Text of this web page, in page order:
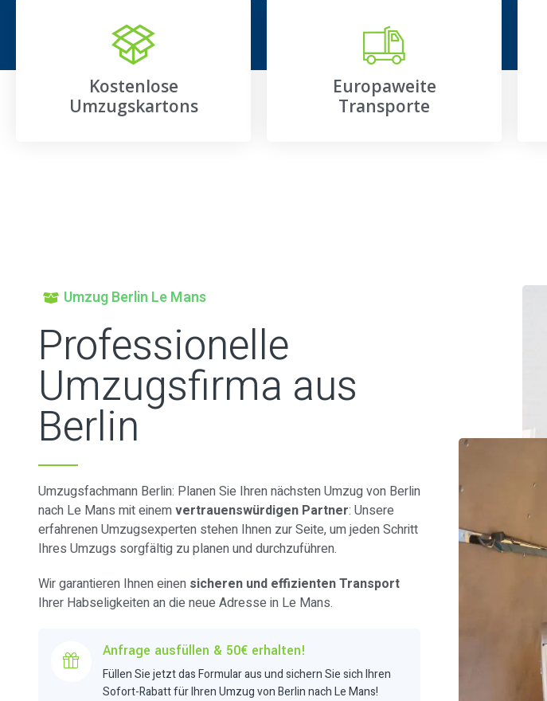
Kostenlose
Umzugskartons
Europaweite
Transporte
Umzug Berlin Le Mans
Professionelle
Umzugsfirma aus
Berlin
Umzugsfachmann Berlin: Planen Sie Ihren nächsten Umzug von Berlin
nach Le Mans mit einemvertrauenswürdigen Partner: Unsere
erfahrenen Umzugsexperten stehen Ihnen zur Seite, um jeden Schritt
Ihres Umzugs sorgfältig zu planen und durchzuführen.
Wir garantieren Ihnen einen sicheren und effizienten Transport
Ihrer Habseligkeiten an die neue Adresse in Le Mans.
Anfrage ausfüllen & 50€ erhalten!
Füllen Sie jetzt das Formular aus und sichern Sie sich Ihren
Sofort-Rabatt für Ihren Umzug von Berlin nach Le Mans!